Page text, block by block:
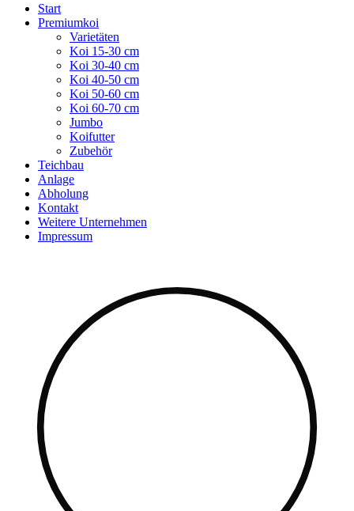
Start
Premiumkoi
Varietäten
Koi 15-30 cm
Koi 30-40 cm
Koi 40-50 cm
Koi 50-60 cm
Koi 60-70 cm
Jumbo
Koifutter
Zubehör
Teichbau
Anlage
Abholung
Kontakt
Weitere Unternehmen
Impressum